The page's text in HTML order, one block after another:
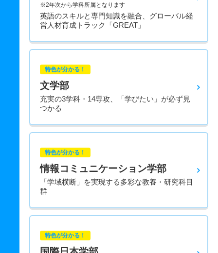
※2年次から学科所属となります
英語のスキルと専門知識を融合、グローバル経
営人材育成トラック「GREAT」
特色が分かる！
文学部
充実の3学科・14専攻、「学びたい」が必ず見
つかる
特色が分かる！
情報コミュニケーション学部
「学域横断」を実現する多彩な教養・研究科目
群
特色が分かる！